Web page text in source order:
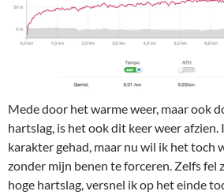
Mede door het warme weer, maar ook
hartslag, is het ook dit keer weer afzien.
karakter gehad, maar nu wil ik het toch
zonder mijn benen te forceren. Zelfs fel
hoge hartslag, versnel ik op het einde